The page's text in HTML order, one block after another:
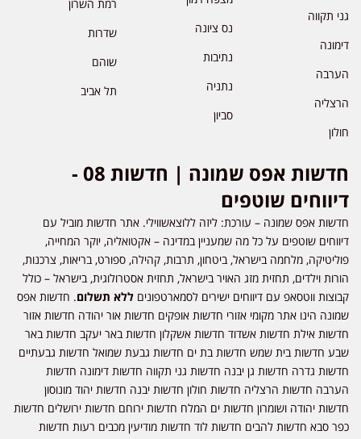
גני תקווה
דימונה
הערבה
הרצליה
חולון
נס ציונה
נתיבות
נתניה
סביון
רמת השרון
שדרות
שוהם
תל אביב
חדשות אפס שמונה | חדשות 08 -
דיווחים שוטפים
חדשות אפס שמונה – עורכת: ליזה ללוצאשווילי. אתר חדשות מוביל עם
דיווחים שוטפים על כל מה שמעניין במדינה – אקטואליה, יוקר המחייה,
פוליטיקה, מלחמה בישראל, ביטחון, תרבות, קהילה, ספורט, בריאות, צרכנות,
הורות וילדים, תחזית מזג האויר בישראל, תחזית אסטרולוגית, בישראל – כולל
קבוצות ווטסאפ עם דיווחים ישירים לסמארטפונים ללא תשלום. חדשות אפס
שמונה הינו אתר מקומי אזורי חדשות אופקים חדשות אור יהודה חדשות אזור
חדשות אילת חדשות אשדוד חדשות אשקלון חדשות באר יעקב חדשות באר
שבע חדשות בית שמש חדשות בת ים חדשות גבעת שמואל חדשות גבעתיים
חדשות גדרה חדשות גן יבנה חדשות גני תקווה חדשות דימונה חדשות
הערבה חדשות הרצליה חדשות חולון חדשות יבנה חדשות יהוד מונוסון
חדשות יהודה ושומרון חדשות ים המלח חדשות ירוחם חדשות ירושלים חדשות
כפר סבא חדשות להבים חדשות לוד חדשות מודיעין מכבים רעות חדשות